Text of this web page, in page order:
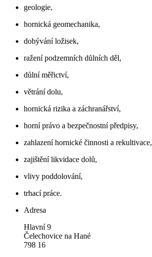
geologie,
hornická geomechanika,
dobývání ložisek,
ražení podzemních důlních děl,
důlní měřictví,
větrání dolu,
hornická rizika a záchranářství,
horní právo a bezpečnostní předpisy,
zahlazení hornické činnosti a rekultivace,
zajištění likvidace dolů,
vlivy poddolování,
trhací práce.
Adresa
Hlavní 9
Čelechovice na Hané
798 16